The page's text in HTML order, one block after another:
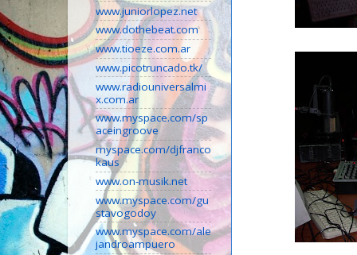
www.juniorlopez.net
www.dothebeat.com
www.tioeze.com.ar
www.picotruncado.tk/
www.radiouniversalmi
x.com.ar
www.myspace.com/sp
aceingroove
myspace.com/djfranco
kaus
www.on-musik.net
www.myspace.com/gu
stavogodoy
www.myspace.com/ale
jandroampuero